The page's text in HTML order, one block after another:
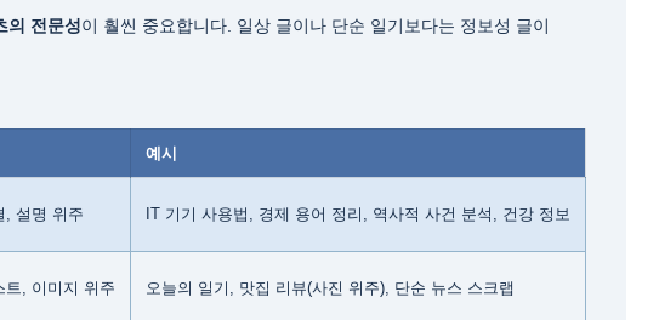
의 전문성이 훨씬 중요합니다. 일상 글이나 단순 일기보다는 정보성 글이
예시
, 설명 위주 IT 기기 사용법, 경제 용어 정리, 역사적 사건 분석, 건강 정보
트, 이미지 위주 오늘의 일기, 맛집 리뷰(사진 위주), 단순 뉴스 스크랩